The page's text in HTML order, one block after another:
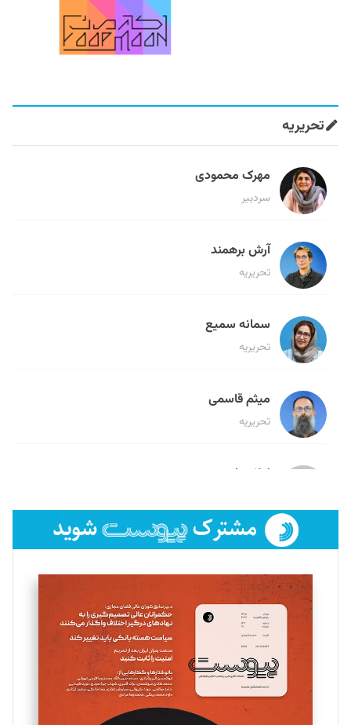
تحریریه
مهرک محمودی
سردبیر
آرش برهمند
تحریریه
سمانه سمیع
تحریریه
میثم قاسمی
تحریریه
لیلا حنارود
فائزه فتحی رستمی
تحریریه
سروش کرمیان
تحریریه
مینا پاکدل